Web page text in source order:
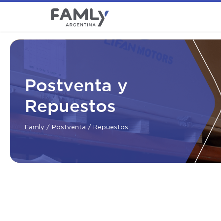
Postventa y
Repuestos
Famly / Postventa / Repuestos